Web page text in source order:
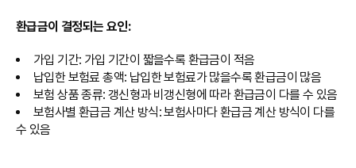
환급금이 결정되는 요인:
가입 기간: 가입 기간이 짧을수록 환급금이 적음
납입한 보험료 총액: 납입한 보험료가 많을수록 환급금이 많음
보험 상품 종류: 갱신형과 비갱신형에 따라 환급금이 다를 수 있음
보험사별 환급금 계산 방식: 보험사마다 환급금 계산 방식이 다를
수 있음